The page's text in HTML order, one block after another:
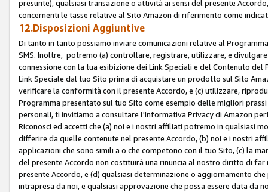
presunte), qualsiasi transazione o attività ai sensi del presente
concernenti le tasse relative al Sito Amazon di riferimento come
12.Disposizioni Aggiuntive
Di tanto in tanto possiamo inviare comunicazioni relative al
SMS. Inoltre, potremo (a) controllare, registrare, utilizzare, e
connessione con la tua esibizione dei Link Speciali e del Contenuto
Link Speciale dal tuo Sito prima di acquistare un prodotto sul Sito
verificare la conformità con il presente Accordo, e (c) utilizzare,
Programma presentato sul tuo Sito come esempio delle migliori
personali, ti invitiamo a consultare l'Informativa Privacy di Amazon
Riconosci ed accetti che (a) noi e i nostri affiliati potremo in qualsiasi
differire da quelle contenute nel presente Accordo, (b) noi e i nostri
applicazioni che sono simili a o che competono con il tuo Sito, (c) la
del presente Accordo non costituirà una rinuncia al nostro diritto di
presente Accordo, e (d) qualsiasi determinazione o aggiornamento
intrapresa da noi, e qualsiasi approvazione che possa essere data